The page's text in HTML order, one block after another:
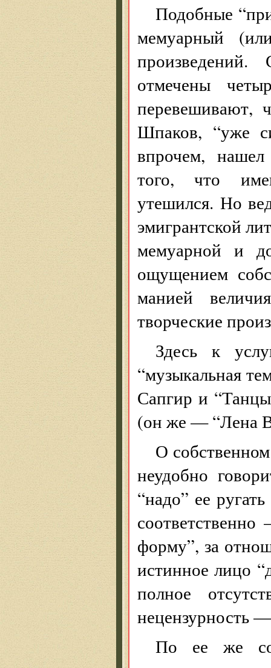
Подобные
мемуарный
отмечены
перевешивают,
Шпаков, “уже
впрочем,
того, что
утешился. Но
эмигрантской
мемуарной и
ощущением
манией
творческие
Здесь к
“музыкальная
Сапгир и
(он же — “Лена
О
неудобно
“надо” ее
форму”, за
истинное лицо
полное
нецензурность
По ее же